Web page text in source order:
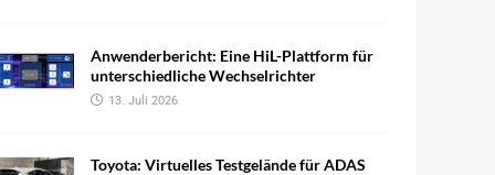
Anwenderbericht: Eine HiL-Plattform für
unterschiedliche Wechselrichter
13. Juli 2026
Toyota: Virtuelles Testgelände für ADAS